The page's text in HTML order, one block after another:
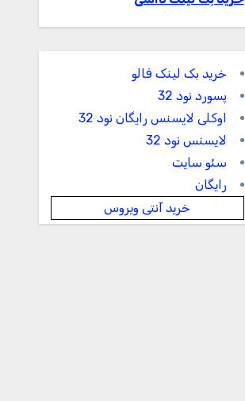
خرید بک لینک فالو
پسورد نود 32
اوکلی لایسنس رایگان نود 32
لایسنس نود 32
سئو سایت
رایگان
خرید آنتی ویروس